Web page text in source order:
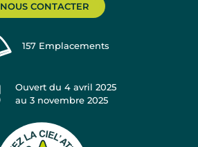
NOUS CONTACTER
157 Emplacements
Ouvert du 4 avril 2025
au 3 novembre 2025